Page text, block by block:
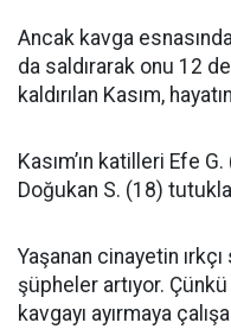
Ancak kavga
da saldırarak onu 12
kaldırılan Kasım,
Kasım’ın katilleri Efe
Doğukan S. (18)
Yaşanan cinayetin ırkçı
şüpheler artıyor. Çünkü
kavgayı ayırmaya